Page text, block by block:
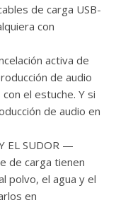
de carga USB-
con
activa de
de audio
el estuche. Y si
de audio en
EL SUDOR —
de carga tienen
polvo, el agua y el
en